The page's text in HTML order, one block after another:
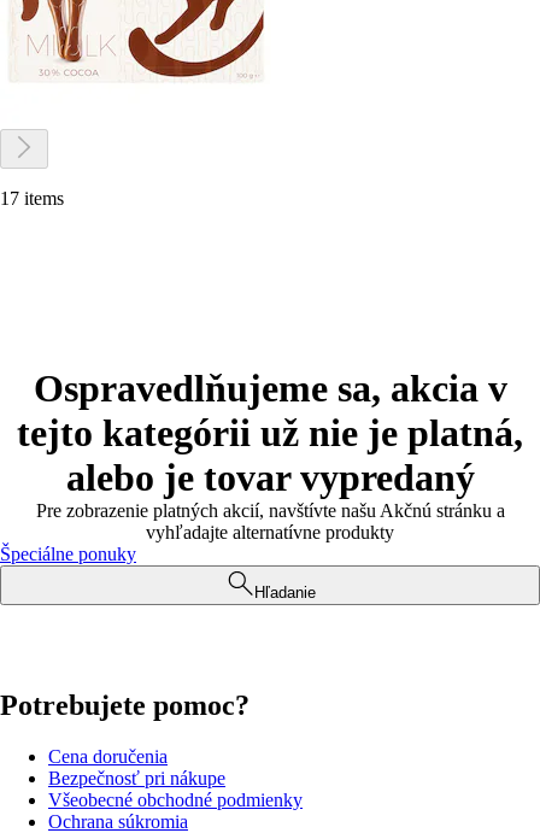
17 items
Ospravedlňujeme sa, akcia v
tejto kategórii už nie je platná,
alebo je tovar vypredaný
Pre zobrazenie platných akcií, navštívte našu Akčnú stránku a
vyhľadajte alternatívne produkty
Špeciálne ponuky
Hľadanie
Potrebujete pomoc?
Cena doručenia
Bezpečnosť pri nákupe
Všeobecné obchodné podmienky
Ochrana súkromia